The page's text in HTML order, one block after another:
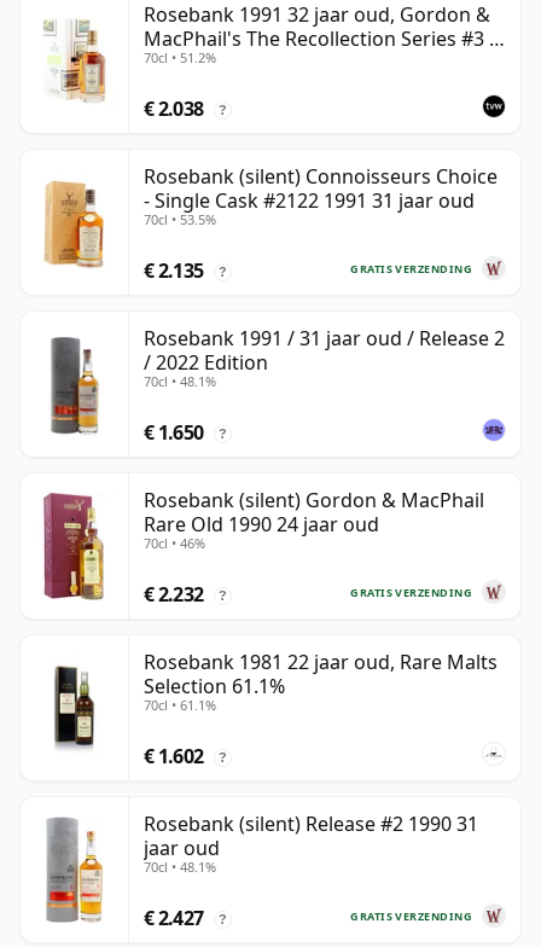
Rosebank 1991 32 jaar oud, Gordon &
MacPhail's The Recollection Series #3 -
Cask 2114
70cl • 51.2%
€ 2.038 ?
Rosebank (silent) Connoisseurs Choice
- Single Cask #2122 1991 31 jaar oud
70cl • 53.5%
GRATIS VERZENDING
€ 2.135 ?
Rosebank 1991 / 31 jaar oud / Release 2
/ 2022 Edition
70cl • 48.1%
€ 1.650 ?
Rosebank (silent) Gordon & MacPhail
Rare Old 1990 24 jaar oud
70cl • 46%
GRATIS VERZENDING
€ 2.232 ?
Rosebank 1981 22 jaar oud, Rare Malts
Selection 61.1%
70cl • 61.1%
€ 1.602 ?
Rosebank (silent) Release #2 1990 31
jaar oud
70cl • 48.1%
GRATIS VERZENDING
€ 2.427 ?